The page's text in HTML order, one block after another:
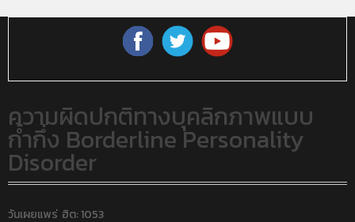
ความผิดปกติทางบุคลิกภาพแบบ
ก้ำกึ่ง Borderline Personality
Disorder
วันเผยแพร่ ฮิต: 1053